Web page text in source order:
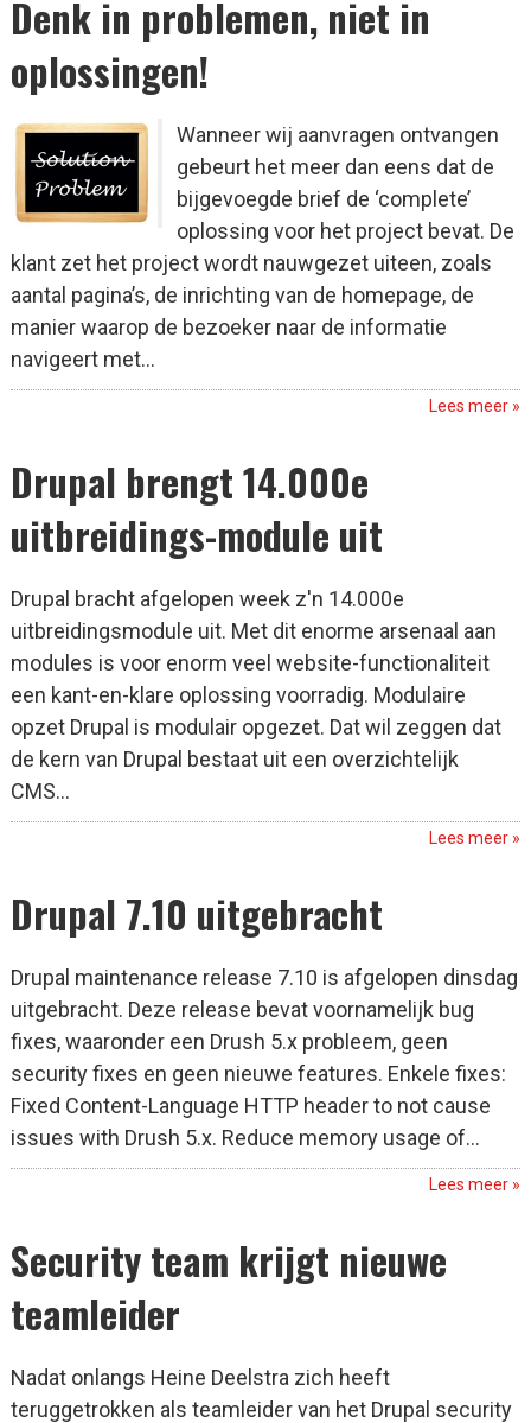
Denk in problemen, niet in
oplossingen!
Wanneer wij aanvragen ontvangen
gebeurt het meer dan eens dat de
bijgevoegde brief de ‘complete’
oplossing voor het project bevat. De
klant zet het project wordt nauwgezet uiteen, zoals
aantal pagina’s, de inrichting van de homepage, de
manier waarop de bezoeker naar de informatie
navigeert met...
Lees meer »
Drupal brengt 14.000e
uitbreidings-module uit
Drupal bracht afgelopen week z'n 14.000e
uitbreidingsmodule uit. Met dit enorme arsenaal aan
modules is voor enorm veel website-functionaliteit
een kant-en-klare oplossing voorradig. Modulaire
opzet Drupal is modulair opgezet. Dat wil zeggen dat
de kern van Drupal bestaat uit een overzichtelijk
CMS...
Lees meer »
Drupal 7.10 uitgebracht
Drupal maintenance release 7.10 is afgelopen dinsdag
uitgebracht. Deze release bevat voornamelijk bug
fixes, waaronder een Drush 5.x probleem, geen
security fixes en geen nieuwe features. Enkele fixes:
Fixed Content-Language HTTP header to not cause
issues with Drush 5.x. Reduce memory usage of...
Lees meer »
Security team krijgt nieuwe
teamleider
Nadat onlangs Heine Deelstra zich heeft
teruggetrokken als teamleider van het Drupal security